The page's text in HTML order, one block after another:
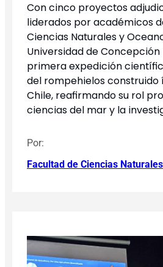
Con cinco proyectos
liderados por académicos
Ciencias Naturales y
Universidad de
primera expedición
del rompehielos
Chile, reafirmando su rol
ciencias del mar y la
Por:
Facultad de Ciencias